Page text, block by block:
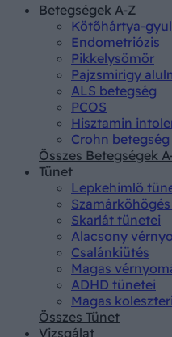
Betegségek A-Z
Kötőhártya-
Endometriózis
Pikkelysömör
Pajzsmirigy
ALS betegség
PCOS
Hisztamin
Crohn betegség
Összes Betegségek
Tünet
Lepkehimlő
Skarlát tünetei
Alacsony
Csalánkiütés
Magas
ADHD tünetei
Magas
Összes Tünet
Vizsgálat